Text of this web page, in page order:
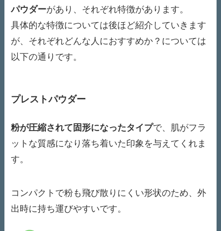
パウダーがあり、それぞれ特徴があります。
具体的な特徴については後ほど紹介していきます
が、それぞれどんな人におすすめか？については
以下の通りです。
プレストパウダー
粉が圧縮されて固形になったタイプで、肌がフラ
ットな質感になり落ち着いた印象を与えてくれま
す。
コンパクトで粉も飛び散りにくい形状のため、外
出時に持ち運びやすいです。